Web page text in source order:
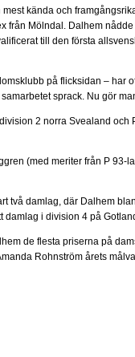
kända och
från Mölndal. Dalhem
till den första
på flicksidan –
sprack. Nu gör
2 norra Svealand
(med meriter från P
två damlag, där Dalhem
damlag i division 4 på
de flesta priserna på
Rohnström årets